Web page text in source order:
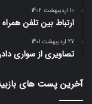
10 اردیبهشت 1402
ارتباط بین تلفن
27 اردیبهشت 1401
تصاویری از سواری
آخرین پست های